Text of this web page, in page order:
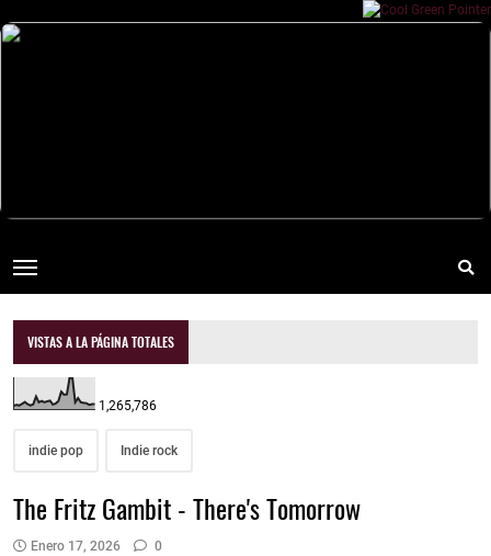
VISTAS A LA PÁGINA TOTALES
1,265,786
indie pop Indie rock
The Fritz Gambit - There's Tomorrow
Enero 17, 2026 0